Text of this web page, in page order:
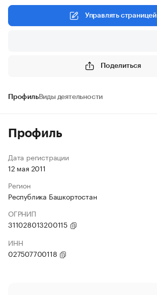
Управлять страницей
Поделиться
ПрофильВиды деятельности
Профиль
Дата регистрации
12 мая 2011
Регион
Республика Башкортостан
ОГРНИП
311028013200115
ИНН
027507700118